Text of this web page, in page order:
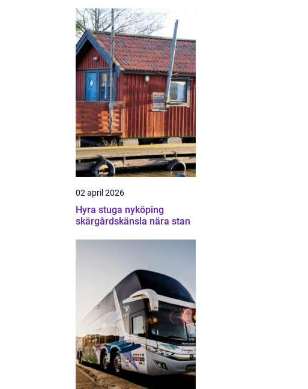
02 april 2026
Hyra stuga nyköping
skärgårdskänsla nära stan